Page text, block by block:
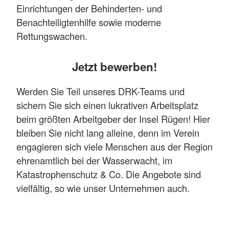
Einrichtungen der Behinderten- und
Benachteiligtenhilfe sowie moderne
Rettungswachen.
Jetzt bewerben!
Werden Sie Teil unseres DRK-Teams und
sichern Sie sich einen lukrativen Arbeitsplatz
beim größten Arbeitgeber der Insel Rügen! Hier
bleiben Sie nicht lang alleine, denn im Verein
engagieren sich viele Menschen aus der Region
ehrenamtlich bei der Wasserwacht, im
Katastrophenschutz & Co. Die Angebote sind
vielfältig, so wie unser Unternehmen auch.